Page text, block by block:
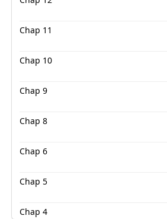
Chap 11
Chap 10
Chap 9
Chap 8
Chap 6
Chap 5
Chap 4